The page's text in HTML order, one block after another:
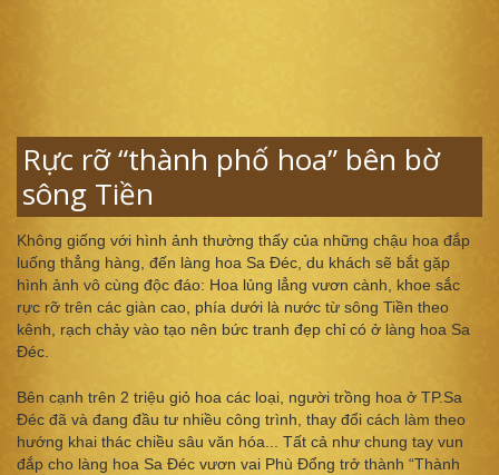
Rực rỡ “thành phố hoa” bên bờ
sông Tiền
Không giống với hình ảnh thường thấy của những chậu hoa đắp
luống thẳng hàng, đến làng hoa Sa Đéc, du khách sẽ bắt gặp
hình ảnh vô cùng độc đáo: Hoa lủng lẳng vươn cành, khoe sắc
rực rỡ trên các giàn cao, phía dưới là nước từ sông Tiền theo
kênh, rạch chảy vào tạo nên bức tranh đẹp chỉ có ở làng hoa Sa
Đéc.
Bên cạnh trên 2 triệu giỏ hoa các loại, người trồng hoa ở TP.Sa
Đéc đã và đang đầu tư nhiều công trình, thay đổi cách làm theo
hướng khai thác chiều sâu văn hóa... Tất cả như chung tay vun
đắp cho làng hoa Sa Đéc vươn vai Phù Đổng trở thành “Thành